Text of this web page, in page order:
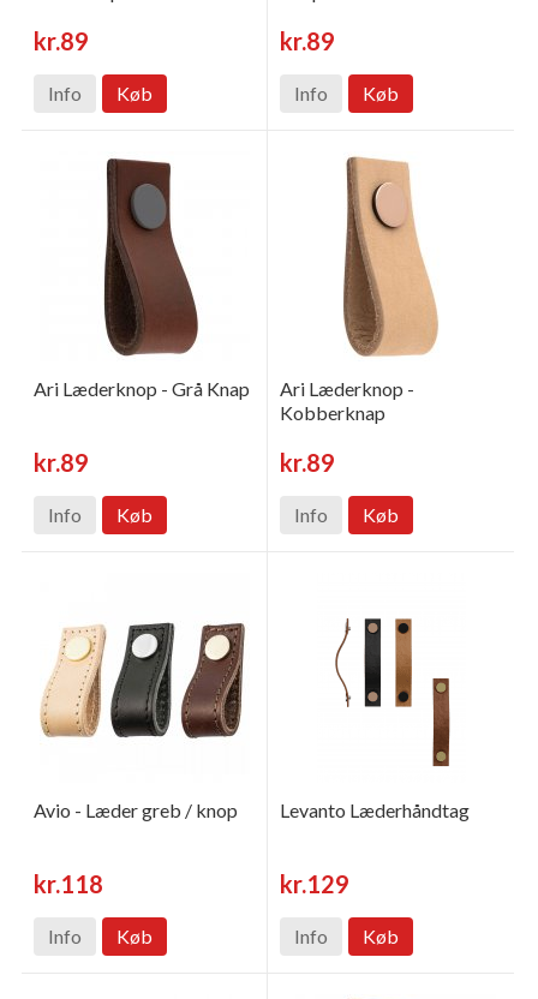
kr.89
Info Køb
kr.89
Info Køb
Ari Læderknop - Grå Knap
kr.89
Info Køb
Ari Læderknop -
Kobberknap
kr.89
Info Køb
Avio - Læder greb / knop
kr.118
Info Køb
Levanto Læderhåndtag
kr.129
Info Køb